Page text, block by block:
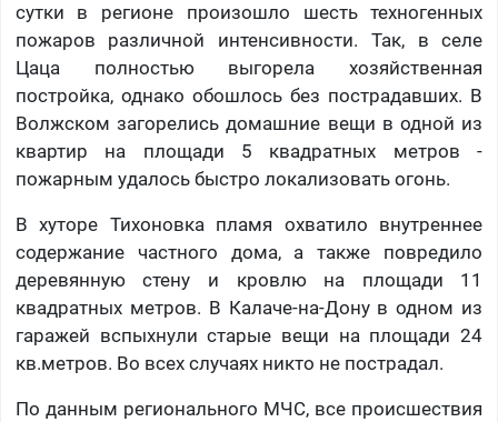
сутки в регионе произошло шесть техногенных
пожаров различной интенсивности. Так, в селе
Цаца полностью выгорела хозяйственная
постройка, однако обошлось без пострадавших. В
Волжском загорелись домашние вещи в одной из
квартир на площади 5 квадратных метров -
пожарным удалось быстро локализовать огонь.
В хуторе Тихоновка пламя охватило внутреннее
содержание частного дома, а также повредило
деревянную стену и кровлю на площади 11
квадратных метров. В Калаче-на-Дону в одном из
гаражей вспыхнули старые вещи на площади 24
кв.метров. Во всех случаях никто не пострадал.
По данным регионального МЧС, все происшествия